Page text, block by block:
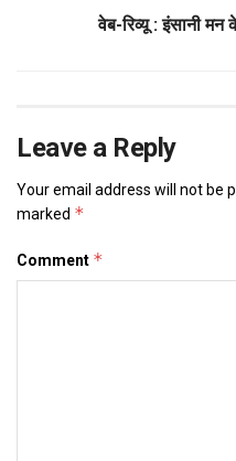
वेब-रिव्यू : इंसानी मन
Leave a Reply
Your email address will not be
marked *
Comment *